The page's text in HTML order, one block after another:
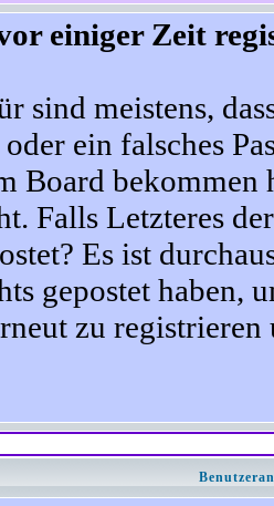
einiger Zeit
sind meistens,
ein falsches
Board bekommen
Falls Letzteres
Es ist
gepostet haben,
zu